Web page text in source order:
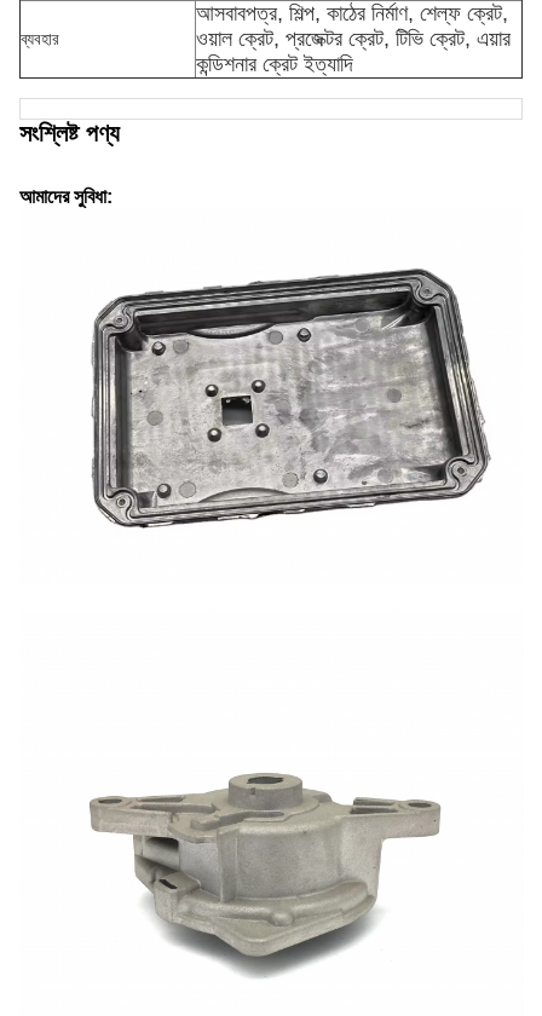
ব্যবহার
আসবাবপত্র, শিল্প, কাঠের নির্মাণ, শেল্ফ ক্রেট,
ওয়াল ক্রেট, প্রজেক্টর ক্রেট, টিভি ক্রেট, এয়ার
কন্ডিশনার ক্রেট ইত্যাদি
সংশ্লিষ্ট পণ্য
আমাদের সুবিধা: